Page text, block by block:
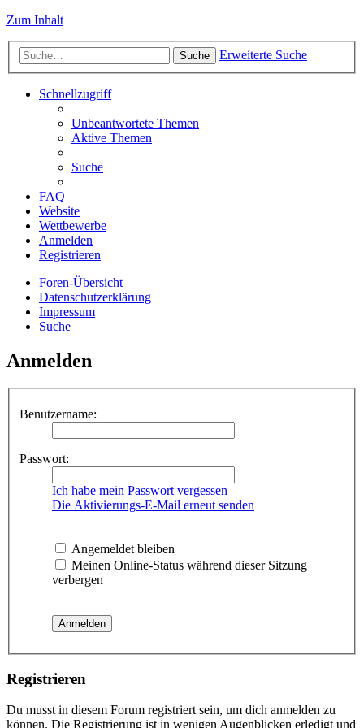
Zum Inhalt
Suche Erweiterte Suche
Schnellzugriff
Unbeantwortete Themen
Aktive Themen
Suche
FAQ
Website
Wettbewerbe
Anmelden
Registrieren
Foren-Übersicht
Datenschutzerklärung
Impressum
Suche
Anmelden
Benutzername:
Passwort:
Ich habe mein Passwort vergessen
Die Aktivierungs-E-Mail erneut senden
Angemeldet bleiben
Meinen Online-Status während dieser Sitzung
verbergen
Registrieren
Du musst in diesem Forum registriert sein, um dich anmelden zu
können. Die Registrierung ist in wenigen Augenblicken erledigt und